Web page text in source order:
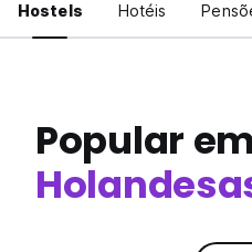
Hostels Hotéis
Popular